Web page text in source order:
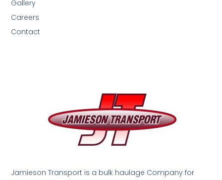
Jamieson Transport is a bulk haulage Company for
Gallery
Careers
Contact